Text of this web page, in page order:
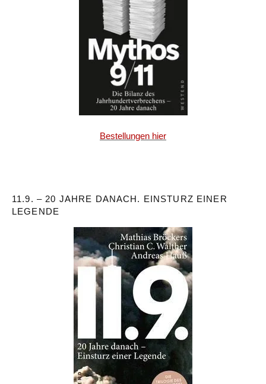
Bestellungen hier
11.9. – 20 JAHRE DANACH. EINSTURZ EINER
LEGENDE